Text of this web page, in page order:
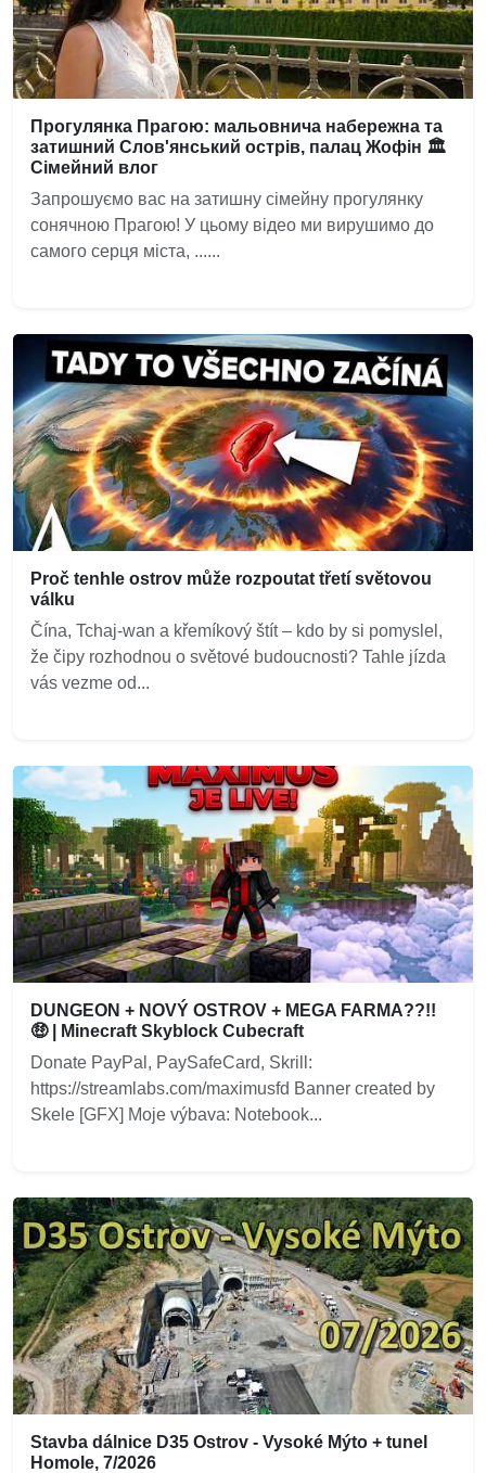
Прогулянка Прагою: мальовнича набережна та
затишний Слов'янський острів, палац Жофін 🏛️
Сімейний влог
Запрошуємо вас на затишну сімейну прогулянку
сонячною Прагою! У цьому відео ми вирушимо до
самого серця міста, ......
Proč tenhle ostrov může rozpoutat třetí světovou
válku
Čína, Tchaj-wan a křemíkový štít – kdo by si pomyslel,
že čipy rozhodnou o světové budoucnosti? Tahle jízda
vás vezme od...
DUNGEON + NOVÝ OSTROV + MEGA FARMA??!!
🤑 | Minecraft Skyblock Cubecraft
Donate PayPal, PaySafeCard, Skrill:
https://streamlabs.com/maximusfd Banner created by
Skele [GFX] Moje výbava: Notebook...
Stavba dálnice D35 Ostrov - Vysoké Mýto + tunel
Homole, 7/2026